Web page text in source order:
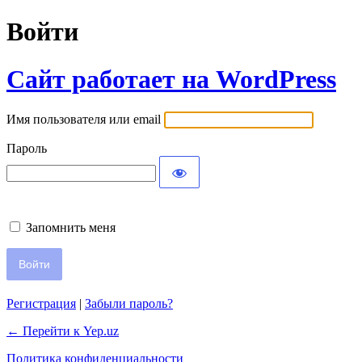
Войти
Сайт работает на WordPress
Имя пользователя или email
Пароль
Запомнить меня
Регистрация | Забыли пароль?
← Перейти к Yep.uz
Политика конфиденциальности